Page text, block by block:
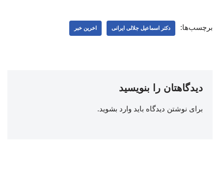
برچسب‌ها: دکتر اسماعیل جلالی ایرانی اخرین خبر
دیدگاهتان را بنویسید
برای نوشتن دیدگاه باید وارد بشوید.